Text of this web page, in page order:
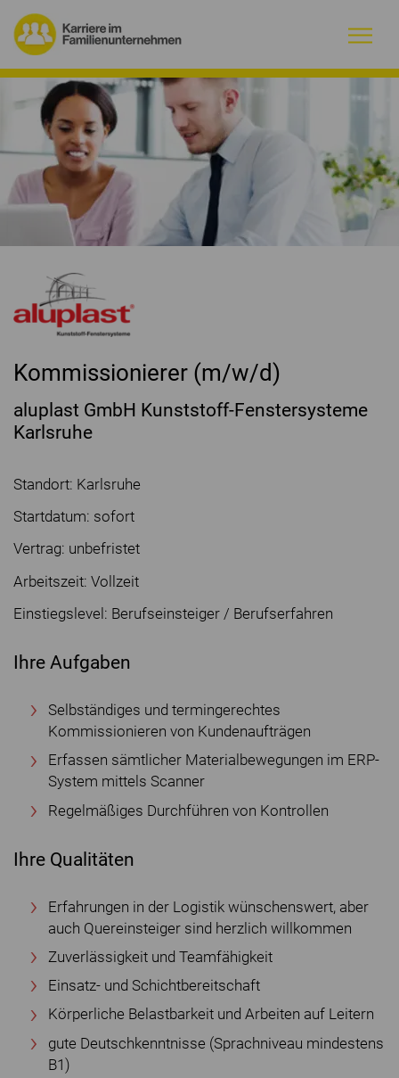
Warum Familienunternehmen?
Firmenprofile
Jobs
Magazin
Initiative
Kontakt
Kommissionierer (m/w/d)
aluplast GmbH Kunststoff-Fenstersysteme
Karlsruhe
Standort: Karlsruhe
Startdatum: sofort
Vertrag: unbefristet
Arbeitszeit: Vollzeit
Einstiegslevel: Berufseinsteiger / Berufserfahren
Ihre Aufgaben
Selbständiges und termingerechtes
Kommissionieren von Kundenaufträgen
Erfassen sämtlicher Materialbewegungen im ERP-
System mittels Scanner
Regelmäßiges Durchführen von Kontrollen
Ihre Qualitäten
Erfahrungen in der Logistik wünschenswert, aber
auch Quereinsteiger sind herzlich willkommen
Zuverlässigkeit und Teamfähigkeit
Einsatz- und Schichtbereitschaft
Körperliche Belastbarkeit und Arbeiten auf Leitern
gute Deutschkenntnisse (Sprachniveau mindestens
B1)